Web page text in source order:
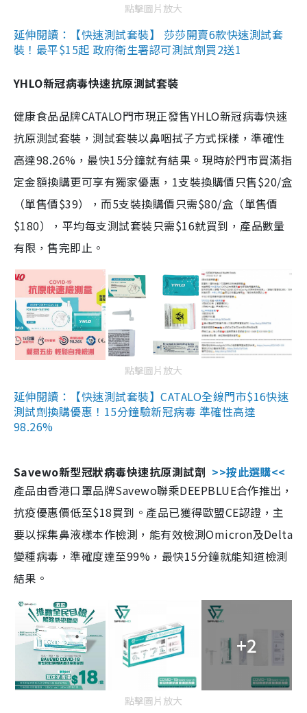
點擊圖片放大
延伸閱讀：【快速測試套裝】 莎莎開賣6款快速測試套
裝！最平$15起 政府衛生署認可測試劑買2送1
YHLO新冠病毒快速抗原測試套裝
健康食品品牌CATALO門市現正發售YHLO新冠病毒快速
抗原測試套裝，測試套裝以鼻咽拭子方式採樣，準確性
高達98.26%，最快15分鐘就有結果。現時於門市買滿指
定金額換購更可享有獨家優惠，1支裝換購價只售$20/盒
（單售價$39），而5支裝換購價只需$80/盒（單售價
$180），平均每支測試套裝只需$16就買到，產品數量
有限，售完即止。
點擊圖片放大
延伸閱讀：【快速測試套裝】CATALO全線門市$16快速
測試劑換購優惠！15分鐘驗新冠病毒 準確性高達
98.26%
Savewo新型冠狀病毒快速抗原測試劑 >>按此選購<<
產品由香港口罩品牌Savewo聯乘DEEPBLUE合作推出，
抗疫優惠價低至$18買到。產品已獲得歐盟CE認證，主
要以採集鼻液樣本作檢測，能有效檢測Omicron及Delta
變種病毒，準確度達至99%，最快15分鐘就能知道檢測
結果。
+2
點擊圖片放大